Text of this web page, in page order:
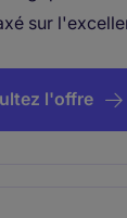
sur
l'offre